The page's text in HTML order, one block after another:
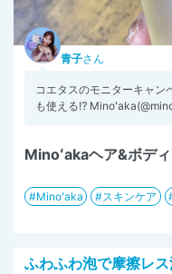
青子さん
コエタスのモニターキャ
も使える⁉︎
Minoʻakaヘア&ボデ
Minoʻaka スキンケア
ふわふわ泡で摩擦レ